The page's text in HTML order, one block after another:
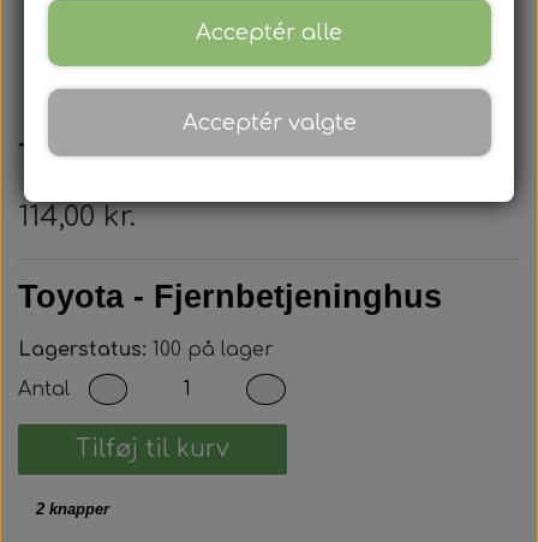
Toyota - Nøglehus
114,00 kr.
Toyota - Fjernbetjeninghus
Lagerstatus: 100 på lager
Antal
Tilføj til kurv
2 knapper
Acceptér alle
Acceptér valgte